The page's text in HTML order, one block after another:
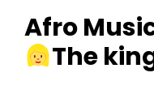
Afro
The